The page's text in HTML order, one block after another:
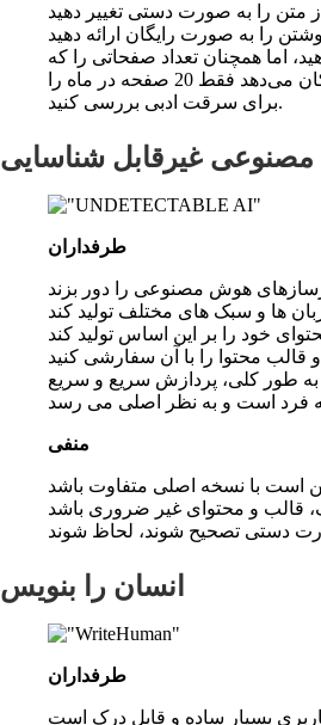
متن را به صورت دستی تغییر دهید
را به صورت رایگان ارائه دهید
اما همچنان تعداد صفحاتی را که
می‌توان برای سرقت ادبی بررسی کرد محدود می‌کند. نسخه پریمیوم به شما امکان می‌دهد فقط 20 صفحه در ماه را
برای سرقت ادبی بررسی کنید.
غیرقابل شناسایی
طرفداران
خود را بر این اساس تولید کند
به طور کلی، پردازش سریع و سریع
منفی
است با نسخه اصلی متفاوت باشد
قالب و محتوای غیر ضروری باشد
انسان را بنویس
طرفداران